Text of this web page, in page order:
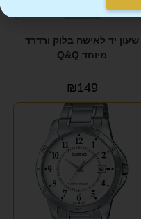
שעון יד לאישה בלוק ורדרד
מיוחד Q&Q
₪149